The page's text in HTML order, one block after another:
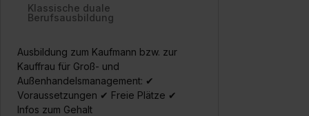
Klassische duale
Berufsausbildung
Ausbildung zum Kaufmann bzw. zur
Kauffrau für Groß- und
Außenhandelsmanagement: ✔
Voraussetzungen ✔ Freie Plätze ✔
Infos zum Gehalt